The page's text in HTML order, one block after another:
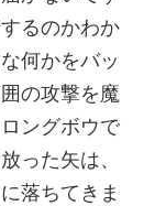
るのかわか
何かをバッ
の攻撃を魔
ングボウで
った矢は、
落ちてきま